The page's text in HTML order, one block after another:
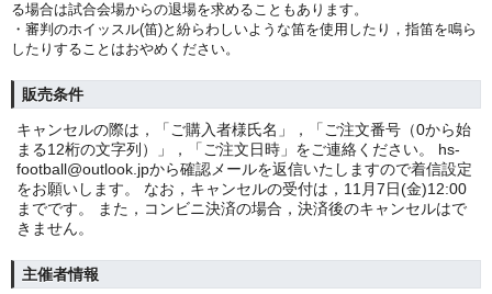
る場合は試合会場からの退場を求めることもあります。
・審判のホイッスル(笛)と紛らわしいような笛を使用したり，指笛を鳴ら
したりすることはおやめください。
販売条件
キャンセルの際は，「ご購入者様氏名」，「ご注文番号（0から始
まる12桁の文字列）」，「ご注文日時」をご連絡ください。 hs-
football@outlook.jpから確認メールを返信いたしますので着信設定
をお願いします。 なお，キャンセルの受付は，11月7日(金)12:00
までです。 また，コンビニ決済の場合，決済後のキャンセルはで
きません。
主催者情報